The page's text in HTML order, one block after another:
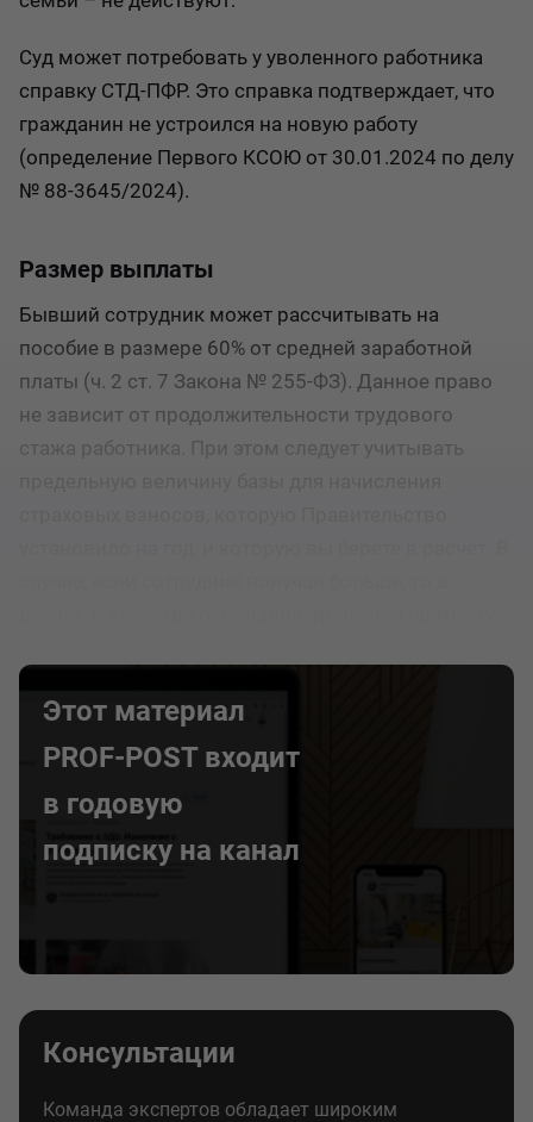
Суд может потребовать у уволенного работника
справку СТД-ПФР. Это справка подтверждает, что
гражданин не устроился на новую работу
(определение Первого КСОЮ от 30.01.2024 по делу
№ 88-3645/2024).
Размер выплаты
Бывший сотрудник может рассчитывать на
пособие в размере 60% от средней заработной
платы (ч. 2 ст. 7 Закона № 255-ФЗ). Данное право
не зависит от продолжительности трудового
стажа работника. При этом следует учитывать
Этот материал
PROF-POST входит
в годовую
подписку на канал
Консультации
Команда экспертов обладает широким